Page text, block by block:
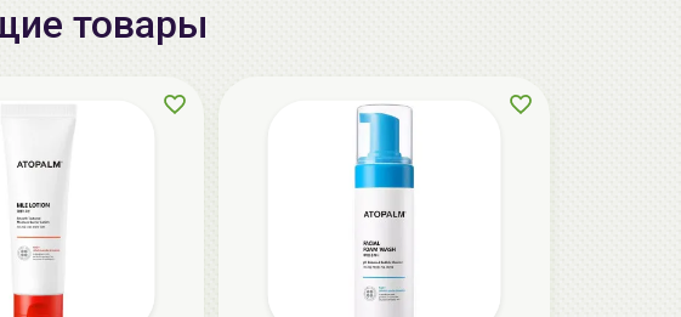
RUBELLI BEAUTY FACE Набор масок +
бандаж для подтяжки овала лица |
95.90 руб.
товары